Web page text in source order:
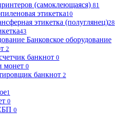
(самоклеющаяся) 81
этикетка10
этикетка (полуглянец)28
43
Банковское оборудование
2
банкнот 0
монет 0
банкнот 2
1
0
0